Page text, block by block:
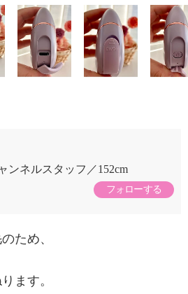
ンネルスタッフ
152cm
フォローする
ため、
ます。